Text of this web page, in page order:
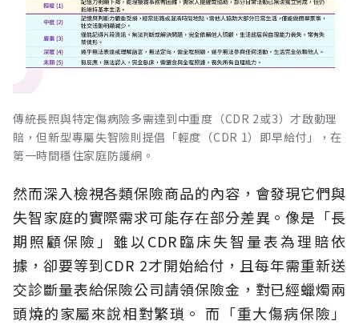
傳統長照與特定傷病險多需達到中重度（CDR 2或3）才啟動理
賠，但新型專屬失智險則提倡「輕度（CDR 1）即早給付」，在
第一時間穩住家庭防護網。
然而深入檢視各類保險商品的內容，會發現它們與
失智家庭的實際需求可能存在部分差異。像是「長
期照顧保險」雖以CDR臨床失智量表為理賠依
據，卻要等到CDR 2才開始給付，且每年需重新送
交診斷量表給保險公司請領保險金，對已經蠟燭兩
頭燒的家屬來說相對繁瑣。 而「重大傷病保險」